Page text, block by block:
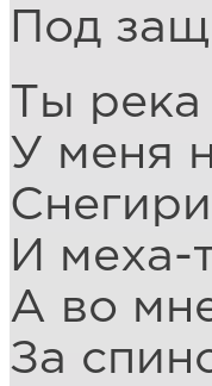
Под
Ты
У меня
И меха-
А во
За